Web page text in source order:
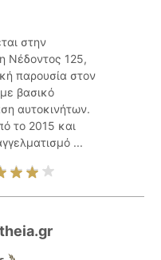
στην
Νέδοντος 125,
παρουσία στον
βασικό
αυτοκινήτων.
το 2015 και
...